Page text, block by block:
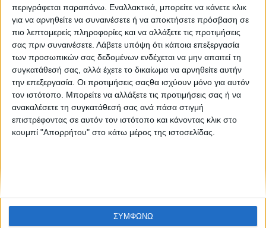
περιγράφεται παραπάνω. Εναλλακτικά, μπορείτε να κάνετε κλικ
για να αρνηθείτε να συναινέσετε ή να αποκτήσετε πρόσβαση σε
πιο λεπτομερείς πληροφορίες και να αλλάξετε τις προτιμήσεις
σας πριν συναινέσετε. Λάβετε υπόψη ότι κάποια επεξεργασία
των προσωπικών σας δεδομένων ενδέχεται να μην απαιτεί τη
συγκατάθεσή σας, αλλά έχετε το δικαίωμα να αρνηθείτε αυτήν
την επεξεργασία. Οι προτιμήσεις σαςθα ισχύουν μόνο για αυτόν
τον ιστότοπο. Μπορείτε να αλλάξετε τις προτιμήσεις σας ή να
ανακαλέσετε τη συγκατάθεσή σας ανά πάσα στιγμή
επιστρέφοντας σε αυτόν τον ιστότοπο και κάνοντας κλικ στο
κουμπί "Απορρήτου" στο κάτω μέρος της ιστοσελίδας.
ΣΥΜΦΩΝΩ
None feed
CONNECT